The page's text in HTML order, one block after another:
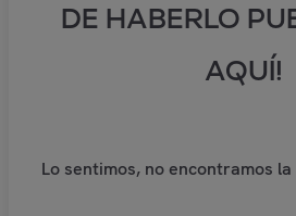
DE HABERLO
AQUÍ!
Lo sentimos, no encontramos